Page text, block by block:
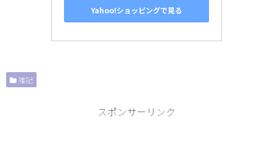
Yahoo!ショッピングで見る
雑記
スポンサーリンク